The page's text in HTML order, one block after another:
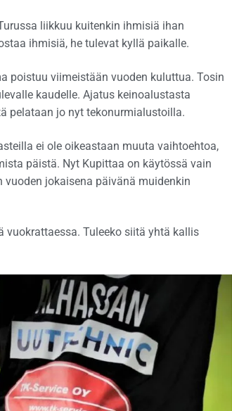
liikkuu kuitenkin ihmisiä ihan
ihmisiä, he tulevat kyllä paikalle.
poistuu viimeistään vuoden kuluttua. Tosin
kaudelle. Ajatus keinoalustasta
pelataan jo nyt tekonurmialustoilla.
ei ole oikeastaan muuta vaihtoehtoa,
päistä. Nyt Kupittaa on käytössä vain
jokaisena päivänä muidenkin
Tuleeko siitä yhtä kallis